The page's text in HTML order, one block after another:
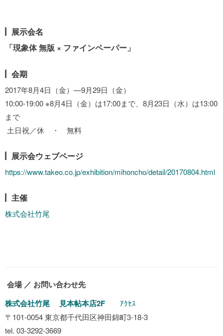
展示会名
「現象体 無版 × ファインペーパー」
会期
2017年8月4日（金）—9月29日（金）
10:00-19:00 ※8月4日（金）は17:00まで、8月23日（水）は13:00
まで
土日祝／休 ・ 無料
展示会ウェブページ
https://www.takeo.co.jp/exhibition/mihoncho/detail/20170804.html
主催
株式会社竹尾
会場 ／ お問い合わせ先
株式会社竹尾 見本帖本店2F
ｱｸｾｽ
〒101-0054 東京都千代田区神田錦町3-18-3
tel. 03-3292-3669